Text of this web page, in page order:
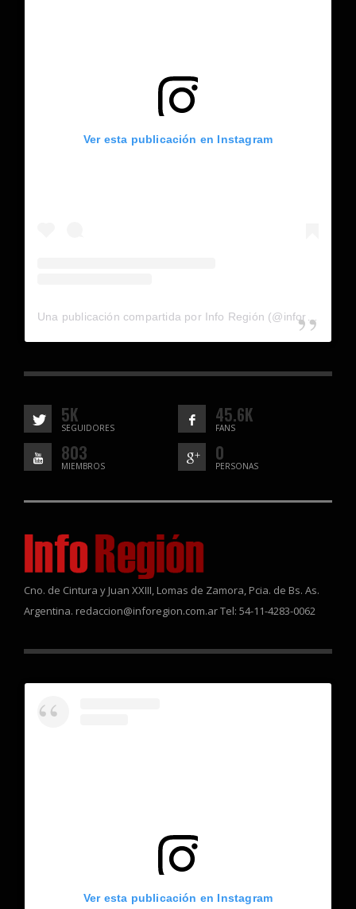
Ver esta publicación en Instagram
5K
SEGUIDORES
45.6K
FANS
803
MIEMBROS
0
PERSONAS
Cno. de Cintura y Juan XXIII, Lomas de Zamora, Pcia. de Bs. As.
Argentina. redaccion@inforegion.com.ar Tel: 54-11-4283-0062
Ver esta publicación en Instagram